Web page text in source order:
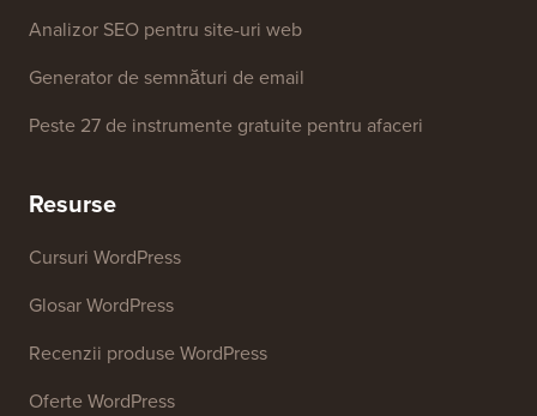
Analizor SEO pentru site-uri web
Generator de semnături de email
Peste 27 de instrumente gratuite pentru afaceri
Resurse
Cursuri WordPress
Glosar WordPress
Recenzii produse WordPress
Oferte WordPress